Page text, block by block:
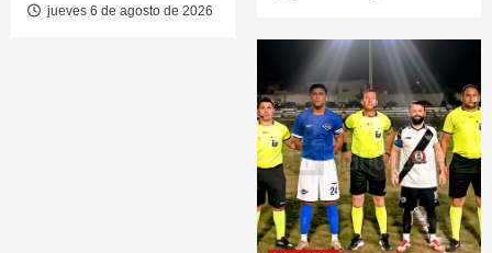
jueves 6 de agosto de 2026